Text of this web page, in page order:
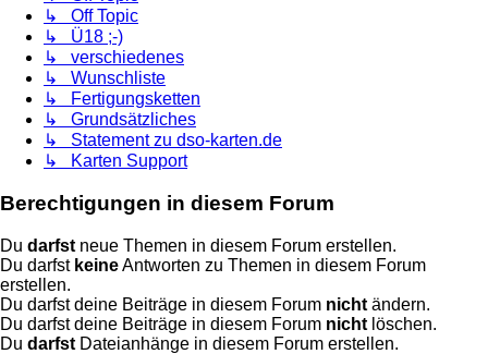
↳ Off Topic
↳ Ü18 ;-)
↳ verschiedenes
↳ Wunschliste
↳ Fertigungsketten
↳ Grundsätzliches
↳ Statement zu dso-karten.de
↳ Karten Support
Berechtigungen in diesem Forum
Du darfst neue Themen in diesem Forum erstellen.
Du darfst keineAntworten zu Themen in diesem Forum
erstellen.
Du darfst deine Beiträge in diesem Forum nicht ändern.
Du darfst deine Beiträge in diesem Forum nicht löschen.
Du darfst Dateianhänge in diesem Forum erstellen.